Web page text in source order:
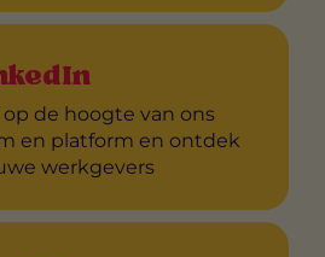
op de hoogte van ons
en platform en ontdek
werkgevers